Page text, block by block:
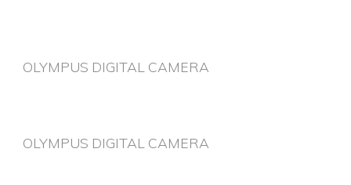
OLYMPUS DIGITAL CAMERA
OLYMPUS DIGITAL CAMERA